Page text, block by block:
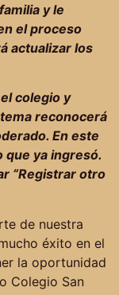
y le
el proceso
actualizar los
colegio y
reconocerá
En este
que ya ingresó.
“Registrar otro
de nuestra
éxito en el
la oportunidad
Colegio San